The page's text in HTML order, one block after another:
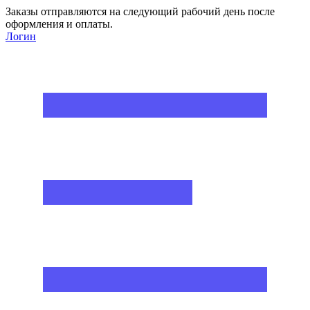
Заказы отправляются на следующий рабочий день после
оформления и оплаты.
Логин